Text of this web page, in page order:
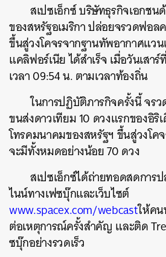
สเปซเอ็กซ์ บริษัทธุรกิจเอกชน
ของสหรัฐอเมริกา ปล่อยจรวดฟอล
ขึ้นสู่วงโคจรจากฐานทัพอากาศแวน
แคลิฟอร์เนีย ได้สำเร็จ เมื่อวันเสา
เวลา 09:54 น. ตามเวลาท้องถิ่น
ในการปฏิบัติภารกิจครั้งนี้ จร
ขนส่งดาวเทียม 10 ดวงแรกของอิ
โทรคมนาคมของสหรัฐฯ ขึ้นสู่วงโค
จะมีทั้งหมดอย่างน้อย 70 ดวง
สเปซเอ็กซ์ได้ถ่ายทอดสดกา
ไนน์ทางเฟซบุ๊กและเว็บไซต์
www.spacex.com/webcastให้ค
ต่อเหตุการณ์ครั้งสำคัญ และติด
ซบุ๊กอย่างรวดเร็ว